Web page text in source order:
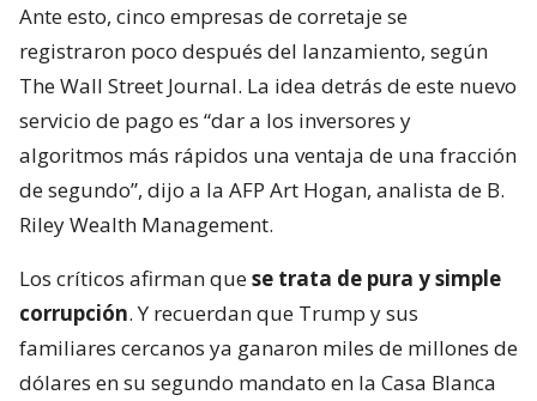
Ante esto, cinco empresas de corretaje se
registraron poco después del lanzamiento, según
The Wall Street Journal. La idea detrás de este nuevo
servicio de pago es “dar a los inversores y
algoritmos más rápidos una ventaja de una fracción
de segundo”, dijo a la AFP Art Hogan, analista de B.
Riley Wealth Management.
Los críticos afirman quese trata de pura y simple
corrupción. Y recuerdan que Trump y sus
familiares cercanos ya ganaron miles de millones de
dólares en su segundo mandato en la Casa Blanca